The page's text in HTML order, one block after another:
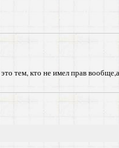
тем, кто не имел прав